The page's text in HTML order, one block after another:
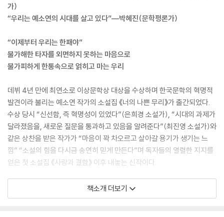
가)
“우리는 예소연의 시대를 살고 있다”―박혜진(문학평론가)
“이제부터 우리는 한패야”
불가해한 타자를 외면하지 못하는 마음으로
불가피하게 한통속으로 얽히고 마는 우리
데뷔 4년 만에 최연소로 이상문학상 대상을 수상하며 한국문학의 혁명적
발견이라 불리는 예소연 작가의 소설집 《너의 나쁜 무리》가 출간되었다.
수상 당시 “신선함, 즉 혁명성이 있었다”(은희경 소설가), “시대의 과제가
달라졌음을, 새로운 질문을 통과하고 있음을 알려준다”(최진영 소설가)와
같은 상찬을 받은 작가가 “마음이 꽉 차오르고 살아갈 용기가 생기는 느
낌” “소설의 힘을 다시금 송연히 믿게 만든다”며 독자들의 열렬한 지지를
얻은 첫 소설집 《사랑과 결함》 이후 내놓는 신작이다.
《너의 나쁜 무리》는 타인의 부정적이고 위태로운 모습에 거리를 두다가도
결국에는 휩쓸려 ‘우리’가 되고 마는 이들의 결속과 유대에 관한 이야기다.
책소개 더보기